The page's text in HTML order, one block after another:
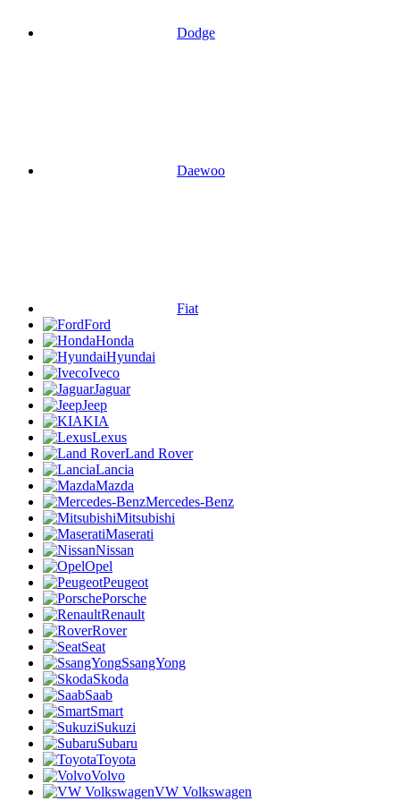
Dodge
Daewoo
Fiat
Ford
Honda
Hyundai
Iveco
Jaguar
Jeep
KIA
Lexus
Land Rover
Lancia
Mazda
Mercedes-Benz
Mitsubishi
Maserati
Nissan
Opel
Peugeot
Porsche
Renault
Rover
Seat
SsangYong
Skoda
Saab
Smart
Sukuzi
Subaru
Toyota
Volvo
VW Volkswagen